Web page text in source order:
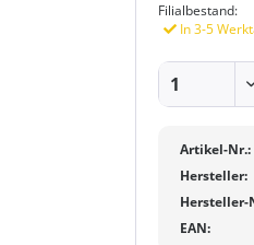
Filialbestand:
In 3-5
Artikel-Nr.:
Hersteller:
Hersteller-
EAN: